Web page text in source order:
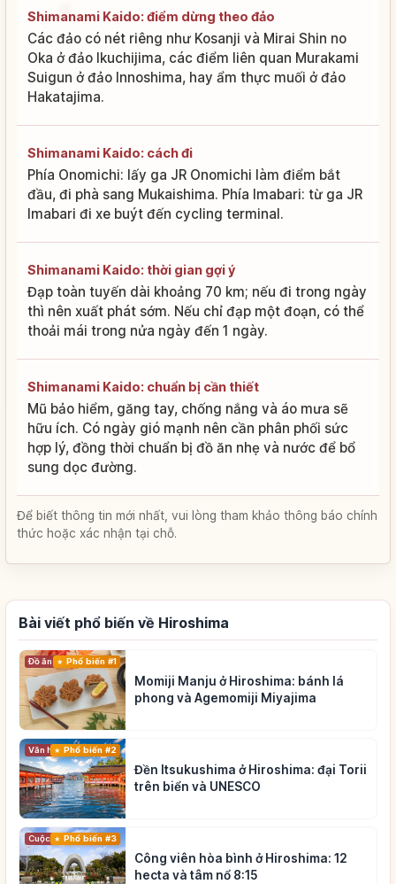
Shimanami Kaido: điểm dừng theo đảo
Các đảo có nét riêng như Kosanji và Mirai Shin no
Oka ở đảo Ikuchijima, các điểm liên quan Murakami
Suigun ở đảo Innoshima, hay ẩm thực muối ở đảo
Hakatajima.
Shimanami Kaido: cách đi
Phía Onomichi: lấy ga JR Onomichi làm điểm bắt
đầu, đi phà sang Mukaishima. Phía Imabari: từ ga JR
Imabari đi xe buýt đến cycling terminal.
Shimanami Kaido: thời gian gợi ý
Đạp toàn tuyến dài khoảng 70 km; nếu đi trong ngày
thì nên xuất phát sớm. Nếu chỉ đạp một đoạn, có thể
thoải mái trong nửa ngày đến 1 ngày.
Shimanami Kaido: chuẩn bị cần thiết
Mũ bảo hiểm, găng tay, chống nắng và áo mưa sẽ
hữu ích. Có ngày gió mạnh nên cần phân phối sức
hợp lý, đồng thời chuẩn bị đồ ăn nhẹ và nước để bổ
sung dọc đường.
Để biết thông tin mới nhất, vui lòng tham khảo thông báo chính
thức hoặc xác nhận tại chỗ.
Bài viết phổ biến về Hiroshima
Đồ ăn Phổ biến #1
Momiji Manju ở Hiroshima: bánh lá
phong và Agemomiji Miyajima
Văn hóa truyền thống
Phổ biến #2
Đền Itsukushima ở Hiroshima: đại Torii
trên biển và UNESCO
Cuộc sốngPhổ biến #3
Công viên hòa bình ở Hiroshima: 12
hecta và tâm nổ 8:15